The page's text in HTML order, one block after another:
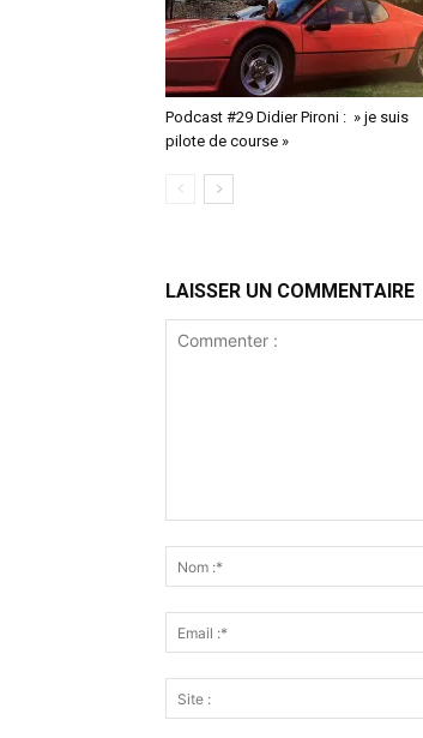
Podcast #29 Didier Pironi : » je suis
pilote de course »
LAISSER UN COMMENTAIRE